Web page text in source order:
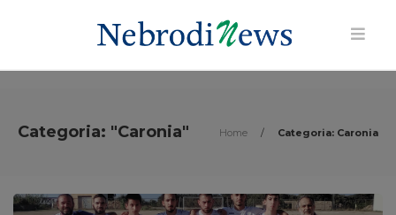
Categoria: "Caronia" Home / Categoria: Caronia